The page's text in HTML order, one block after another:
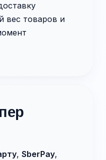
вес товаров и
, SberPay,